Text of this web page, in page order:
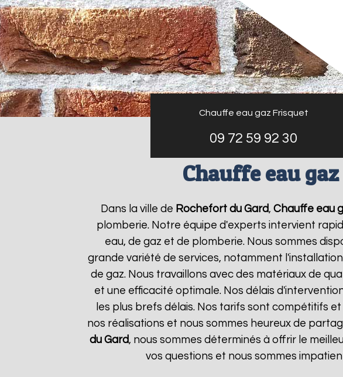
Chauffe eau gaz Frisquet
09 72 59 92 30
Chauffe eau
Dans la ville de Rochefort du Gard, Chauffe eau
plomberie. Notre équipe d'experts intervient
eau, de gaz et de plomberie. Nous sommes
grande variété de services, notamment
de gaz. Nous travaillons avec des matériaux de
et une efficacité optimale. Nos délais
les plus brefs délais. Nos tarifs sont compétitifs
nos réalisations et nous sommes heureux de
du Gard, nous sommes déterminés à offrir le
vos questions et nous sommes